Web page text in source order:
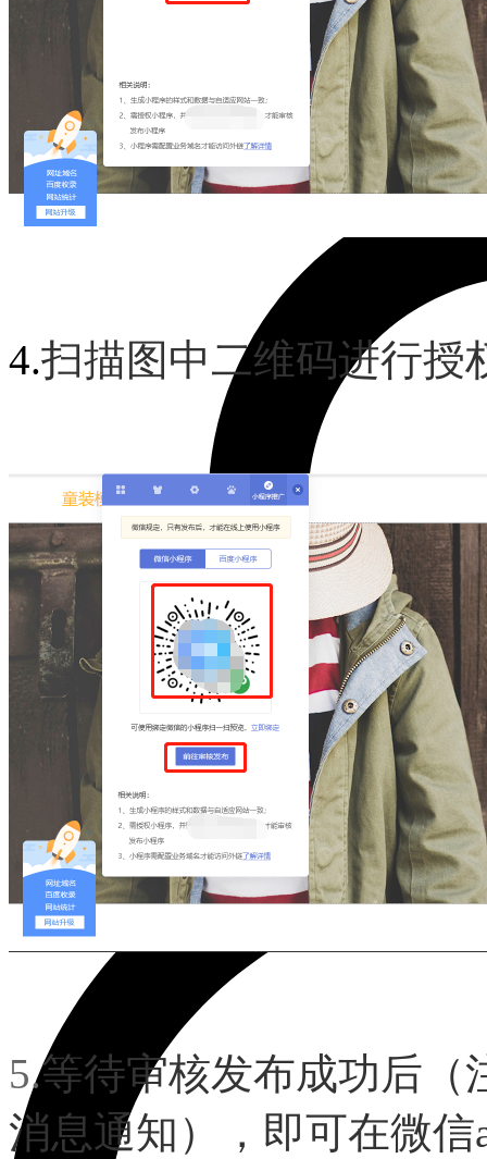
关于我们 久安团队 成长历程 企业文化
联系我们
免费建站！
4.扫描图中二维码进行授
5.等待审核发布成功后（
消息通知），即可在微